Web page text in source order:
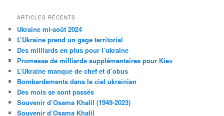
ARTICLES RÉCENTS
Ukraine mi-août 2024
L’Ukraine prend un gage territorial
Des milliards en plus pour l’ukraine
Promesse de milliards supplémentaires pour Kiev
L’Ukraine manque de chef et d’obus
Bombardements dans le ciel ukrainien
Des mois se sont passés
Souvenir d’Osama Khalil (1949-2023)
Souvenir d’Osama Khalil